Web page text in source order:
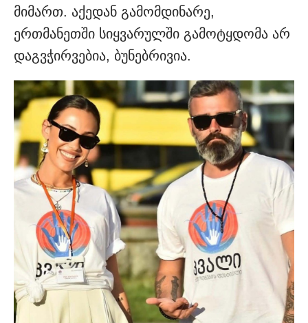
მიმართ. აქედან გამომდინარე,
ერთმანეთში სიყვარულში გამოტყდომა არ
დაგვჭირვებია, ბუნებრივია.